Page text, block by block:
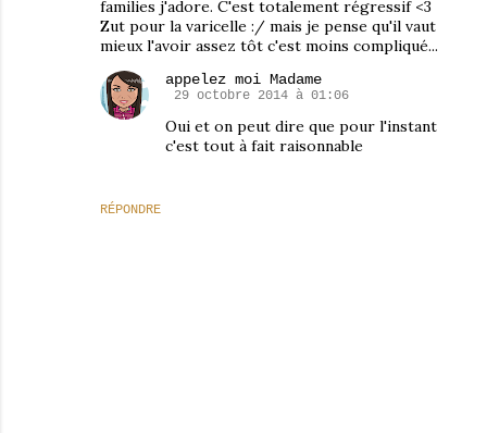
families j'adore. C'est totalement régressif <3
Zut pour la varicelle :/ mais je pense qu'il vaut
mieux l'avoir assez tôt c'est moins compliqué...
RÉPONDRE
appelez moi Madame
29 octobre 2014 à 01:06
Oui et on peut dire que pour l'instant
c'est tout à fait raisonnable